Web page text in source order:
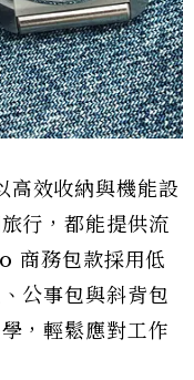
效收納與機能設
行，都能提供流
商務包款採用低
公事包與斜背包
，輕鬆應對工作